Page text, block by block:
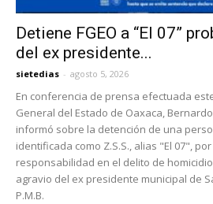
Detiene FGEO a “El 07”
del ex presidente...
sietedias - agosto 5, 2026
En conferencia de prensa efectuada
General del Estado de Oaxaca,
informó sobre la detención de una
identificada como Z.S.S., alias "El 07",
responsabilidad en el delito de
agravio del ex presidente municipal de
P.M.B.